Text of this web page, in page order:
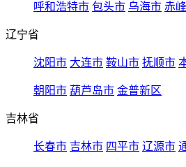
呼和浩特市 包头市 乌海市 赤
辽宁省
沈阳市 大连市 鞍山市 抚顺市
朝阳市 葫芦岛市 金普新区
吉林省
长春市 吉林市 四平市 辽源市